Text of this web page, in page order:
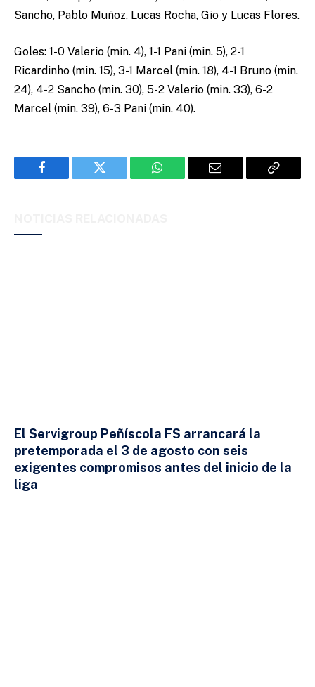
Sancho, Pablo Muñoz, Lucas Rocha, Gio y Lucas Flores.
Goles: 1-0 Valerio (min. 4), 1-1 Pani (min. 5), 2-1
Ricardinho (min. 15), 3-1 Marcel (min. 18), 4-1 Bruno (min.
24), 4-2 Sancho (min. 30), 5-2 Valerio (min. 33), 6-2
Marcel (min. 39), 6-3 Pani (min. 40).
Facebook Twitter WhatsApp Email
Copy
El Servigroup Peñíscola FS arrancará la
pretemporada el 3 de agosto con seis
exigentes compromisos antes del inicio de la
liga